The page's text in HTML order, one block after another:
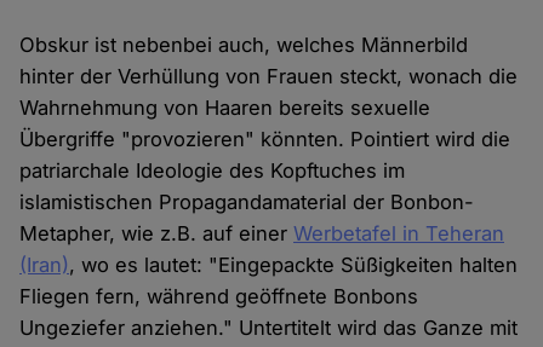
Obskur ist nebenbei auch, welches Männerbild
hinter der Verhüllung von Frauen steckt, wonach die
Wahrnehmung von Haaren bereits sexuelle
Übergriffe "provozieren" könnten. Pointiert wird die
patriarchale Ideologie des Kopftuches im
islamistischen Propagandamaterial der Bonbon-
Metapher, wie z.B. auf einerWerbetafel in Teheran
(Iran), wo es lautet: "Eingepackte Süßigkeiten halten
Fliegen fern, während geöffnete Bonbons
Ungeziefer anziehen." Untertitelt wird das Ganze mit